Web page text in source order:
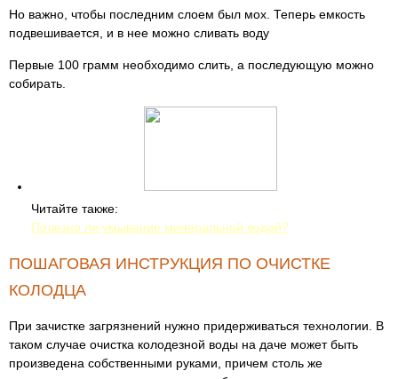
Но важно, чтобы последним слоем был мох. Теперь емкость
подвешивается, и в нее можно сливать воду
Первые 100 грамм необходимо слить, а последующую можно
собирать.
Читайте также:
Полезно ли умывание минеральной водой?
ПОШАГОВАЯ ИНСТРУКЦИЯ ПО ОЧИСТКЕ
КОЛОДЦА
При зачистке загрязнений нужно придерживаться технологии. В
таком случае очистка колодезной воды на даче может быть
произведена собственными руками, причем столь же